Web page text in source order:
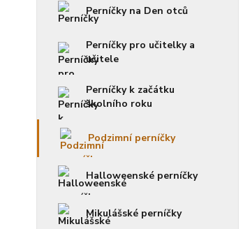
Perníčky na Den otců
Perníčky pro učitelky a
učitele
Perníčky k začátku
školního roku
Podzimní perníčky
Halloweenské perníčky
Mikulášské perníčky